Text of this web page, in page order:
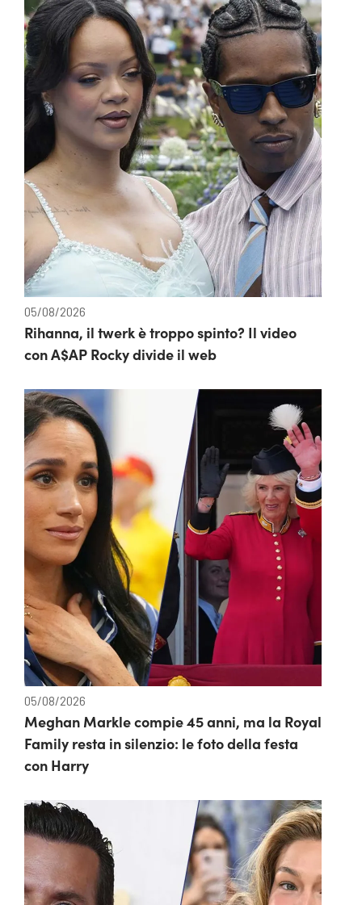
05/08/2026
Rihanna, il twerk è troppo spinto? Il video
con A$AP Rocky divide il web
05/08/2026
Meghan Markle compie 45 anni, ma la Royal
Family resta in silenzio: le foto della festa
con Harry